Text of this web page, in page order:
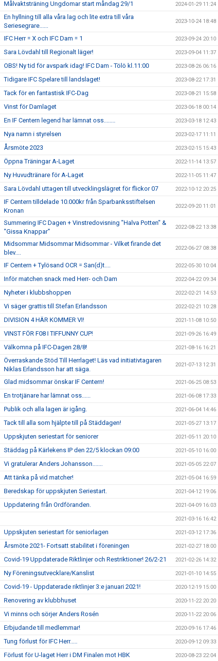
Målvaktsträning Ungdomar start måndag 29/1 2024-01-29 11:24
En hyllning till alla våra lag och lite extra till våra
Seriesegrare......
2023-10-24 18:48
IFC Herr = X och IFC Dam = 1 2023-09-24 20:10
Sara Lövdahl till Regionalt läger! 2023-09-04 11:37
OBS! Ny tid för avspark idag! IFC Dam - Tölö kl.11:00 2023-08-26 06:16
Tidigare IFC Spelare till landslaget! 2023-08-22 17:31
Tack för en fantastisk IFC-Dag 2023-08-21 15:58
Vinst för Damlaget 2023-06-18 00:14
En IF Centern legend har lämnat oss........ 2023-03-18 12:43
Nya namn i styrelsen 2023-02-17 11:11
Årsmöte 2023 2023-02-15 15:43
Öppna Träningar A-Laget 2022-11-14 13:57
Ny Huvudtränare för A-Laget 2022-11-05 11:47
Sara Lövdahl uttagen till utvecklingslägret för flickor 07 2022-10-12 20:25
IF Centern tilldelade 10.000kr från Sparbanksstiftelsen
Kronan
2022-09-20 11:01
Summering IFC Dagen + Vinstredovisning "Halva Potten" &
"Gissa Knappar"
2022-08-22 13:38
Midsommar Midsommar Midsommar - Vilket firande det
blev....
2022-06-27 08:38
IF Centern + Tylösand OCR = San(d)t.... 2022-05-30 10:04
Inför matchen snack med Herr- och Dam 2022-04-22 09:34
Nyheter i klubbshoppen 2022-02-21 14:53
Vi säger grattis till Stefan Erlandsson 2022-02-21 10:28
DIVISION 4 HÄR KOMMER VI! 2021-11-08 10:50
VINST FÖR F08 I TIFFUNNY CUP! 2021-09-26 16:49
Välkomna på IFC-Dagen 28/8! 2021-08-16 16:21
Överraskande Stöd Till Herrlaget! Läs vad initiativtagaren
Niklas Erlandsson har att säga.
2021-07-13 12:31
Glad midsommar önskar IF Centern! 2021-06-25 08:53
En trotjänare har lämnat oss...... 2021-06-08 17:33
Publik och alla lagen är igång. 2021-06-04 14:46
Tack till alla som hjälpte till på Städdagen! 2021-05-27 13:17
Uppskjuten seriestart för seniorer 2021-05-11 20:10
Städdag på Kärlekens IP den 22/5 klockan 09:00 2021-05-10 16:00
Vi gratulerar Anders Johansson....... 2021-05-05 22:07
Att tänka på vid matcher! 2021-05-04 16:59
Beredskap för uppskjuten Seriestart. 2021-04-12 19:06
Uppdatering från Ordföranden. 2021-04-09 16:03
2021-03-16 16:42
Uppskjuten seriestart för seniorlagen 2021-03-12 17:36
Årsmöte 2021- Fortsatt stabilitet i föreningen 2021-02-27 18:00
Covid-19 Uppdaterade Riktlinjer och Restriktioner! 26/2-21 2021-02-26 14:32
Ny Föreningsutvecklare/Kanslist 2021-01-10 14:55
Covid-19 - Uppdaterade riktlinjer 3:e januari 2021! 2020-12-19 15:00
Renovering av klubbhuset 2020-11-22 20:20
Vi minns och sörjer Anders Rosén 2020-11-22 20:06
Erbjudande till medlemmar! 2020-09-16 17:46
Tung förlust för IFC Herr..... 2020-09-12 09:33
Förlust för U-laget Herr i DM Finalen mot HBK 2020-08-23 22:04